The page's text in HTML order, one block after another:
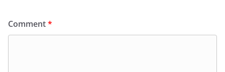
Comment*